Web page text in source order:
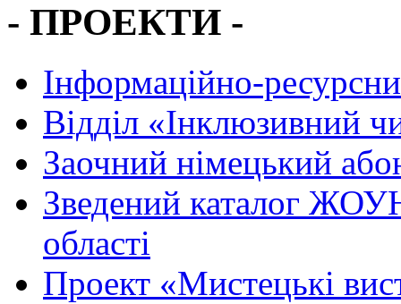
- ПРОЕКТИ -
Інформаційно-
Вiддiл «Інклюзивний
Заочний німецький
Зведений каталог
області
Проект «Мистецькі